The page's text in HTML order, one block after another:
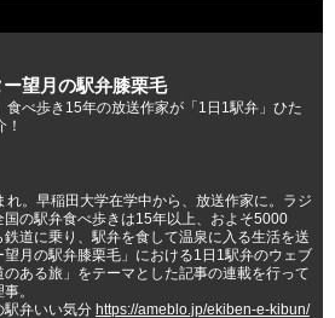
ー望月の駅弁膝栗毛
食べ歩き15年の放送作家が「1日1駅弁」ひた
！
。早稲田大学在学中から、放送作家に。ラジ
国の駅弁食べ歩きは15年以上、およそ5000
道に乗り、駅弁を食して温泉に入る生活を送
月の駅弁膝栗毛」における1日1駅弁のウェブ
ある旅」をテーマとした記事の連載を行って
。
駅弁いい気分 https://ameblo.jp/ekiben-e-kibun/